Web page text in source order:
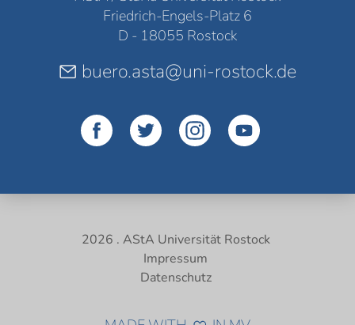
Friedrich-Engels-Platz 6
D - 18055 Rostock
buero.asta@uni-rostock.de
2026 . AStA Universität Rostock
Impressum
Datenschutz